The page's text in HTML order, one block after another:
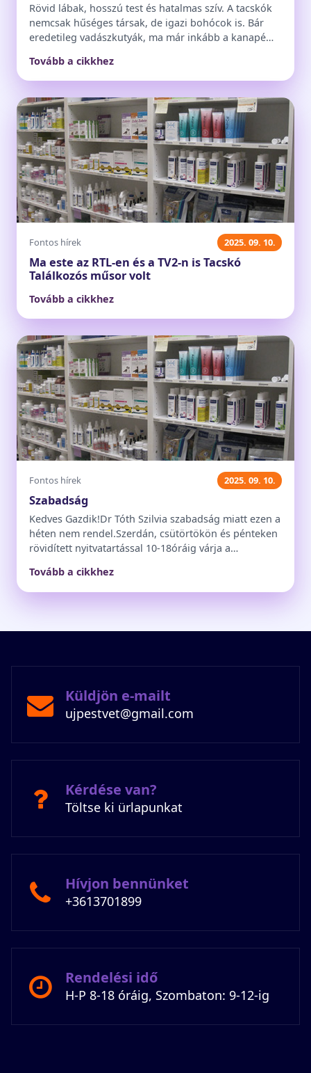
Rövid lábak, hosszú test és hatalmas szív. A tacskók
nemcsak hűséges társak, de igazi bohócok is. Bár
eredetileg vadászkutyák, ma már inkább a kanapé…
Tovább a cikkhez
Fontos hírek 2025. 09. 10.
Ma este az RTL-en és a TV2-n is Tacskó
Találkozós műsor volt
Tovább a cikkhez
Fontos hírek 2025. 09. 10.
Szabadság
Kedves Gazdik!Dr Tóth Szilvia szabadság miatt ezen a
héten nem rendel.Szerdán, csütörtökön és pénteken
rövidített nyitvatartással 10-18óráig várja a…
Tovább a cikkhez
Küldjön e-mailt
ujpestvet@gmail.com
Kérdése van?
Töltse ki ürlapunkat
Hívjon bennünket
+3613701899
Rendelési idő
H-P 8-18 óráig, Szombaton: 9-12-ig